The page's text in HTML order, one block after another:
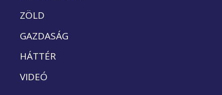
ZÖLD
GAZDASÁG
HÁTTÉR
VIDEÓ